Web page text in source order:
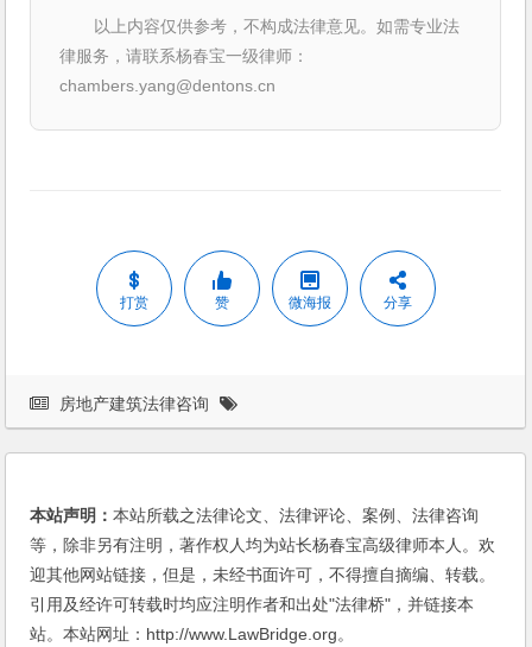
以上内容仅供参考，不构成法律意见。如需专业法
律服务，请联系杨春宝一级律师：
chambers.yang@dentons.cn
打赏 赞 微海报 分享
房地产建筑法律咨询
本站声明：本站所载之法律论文、法律评论、案例、法律咨询
等，除非另有注明，著作权人均为站长杨春宝高级律师本人。欢
迎其他网站链接，但是，未经书面许可，不得擅自摘编、转载。
引用及经许可转载时均应注明作者和出处"法律桥"，并链接本
站。本站网址：http://www.LawBridge.org。